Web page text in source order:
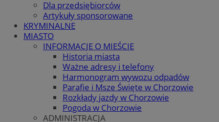
Dla przedsiębiorców
Artykuły sponsorowane
KRYMINALNE
MIASTO
INFORMACJE O MIEŚCIE
Historia miasta
Ważne adresy i telefony
Harmonogram wywozu odpadów
Parafie i Msze Święte w Chorzowie
Rozkłady jazdy w Chorzowie
Pogoda w Chorzowie
ADMINISTRACJA